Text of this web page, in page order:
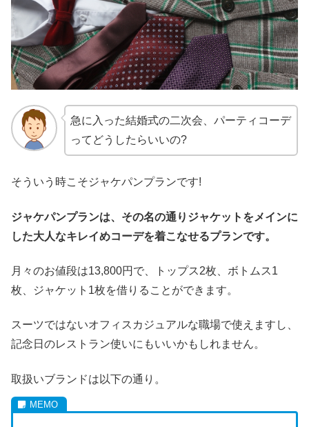
急に入った結婚式の二次会、パーティコーデ
ってどうしたらいいの?
そういう時こそジャケパンプランです!
ジャケパンプランは、その名の通りジャケットをメインに
した大人なキレイめコーデを着こなせるプランです。
月々のお値段は13,800円で、トップス2枚、ボトムス1
枚、ジャケット1枚を借りることができます。
スーツではないオフィスカジュアルな職場で使えますし、
記念日のレストラン使いにもいいかもしれません。
取扱いブランドは以下の通り。